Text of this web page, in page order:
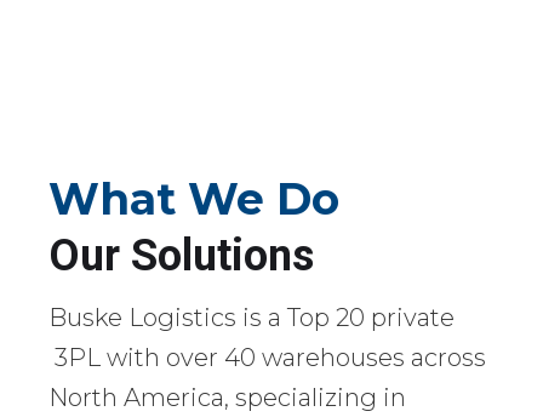
What We Do
Our Solutions
Buske Logistics is a Top 20 private
3PL with over 40 warehouses across
North America, specializing in